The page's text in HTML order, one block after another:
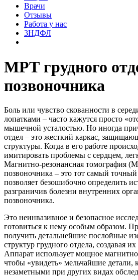
Врачи
Отзывы
Работа у нас
3НДФЛ
МРТ грудного
позвоночника
Боль или чувство скованности в
лопатками – часто кажутся просто
мышечной усталостью. Но иногда
отдел – это жесткий каркас,
структуры. Когда в его работе
имитировать проблемы с сердцем,
Магнитно-резонансная томография
позвоночника – это тот самый
позволяет безошибочно определить
разграничив болезни внутренних
позвоночника.
Это неинвазивное и безопасное
готовиться к нему особым образом.
получить детальнейшие послойные
структур грудного отдела, создавая
Аппарат использует мощное
чтобы «увидеть» мельчайшие детали,
незаметными при других видах